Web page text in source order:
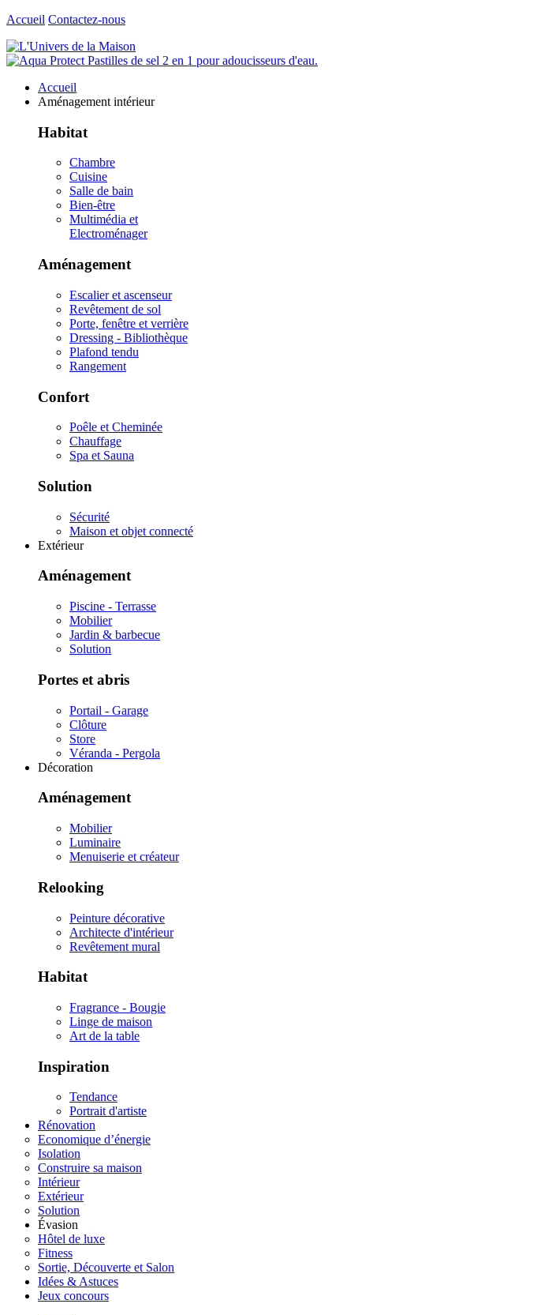
Accueil Contactez-nous
Accueil
Aménagement intérieur
Habitat
Chambre
Cuisine
Salle de bain
Bien-être
Multimédia et
Electroménager
Aménagement
Escalier et ascenseur
Revêtement de sol
Porte, fenêtre et verrière
Dressing - Bibliothèque
Plafond tendu
Rangement
Confort
Poêle et Cheminée
Chauffage
Spa et Sauna
Solution
Sécurité
Maison et objet connecté
Extérieur
Aménagement
Piscine - Terrasse
Mobilier
Jardin & barbecue
Solution
Portes et abris
Portail - Garage
Clôture
Store
Véranda - Pergola
Décoration
Aménagement
Mobilier
Luminaire
Menuiserie et créateur
Relooking
Peinture décorative
Architecte d'intérieur
Revêtement mural
Habitat
Fragrance - Bougie
Linge de maison
Art de la table
Inspiration
Tendance
Portrait d'artiste
Rénovation
Economique d’énergie
Isolation
Construire sa maison
Intérieur
Extérieur
Solution
Évasion
Hôtel de luxe
Fitness
Sortie, Découverte et Salon
Idées & Astuces
Jeux concours